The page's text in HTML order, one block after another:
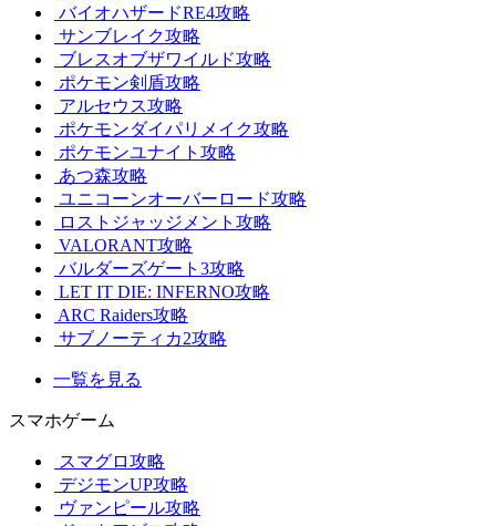
バイオハザードRE4攻略
サンブレイク攻略
ブレスオブザワイルド攻略
ポケモン剣盾攻略
アルセウス攻略
ポケモンダイパリメイク攻略
ポケモンユナイト攻略
あつ森攻略
ユニコーンオーバーロード攻略
ロストジャッジメント攻略
VALORANT攻略
バルダーズゲート3攻略
LET IT DIE: INFERNO攻略
ARC Raiders攻略
サブノーティカ2攻略
一覧を見る
スマホゲーム
スマグロ攻略
デジモンUP攻略
ヴァンピール攻略